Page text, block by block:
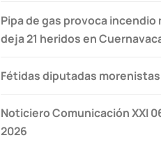
Pipa de gas provoca incendio
deja 21 heridos en
Fétidas diputadas morenistas
Noticiero Comunicación XXI
2026